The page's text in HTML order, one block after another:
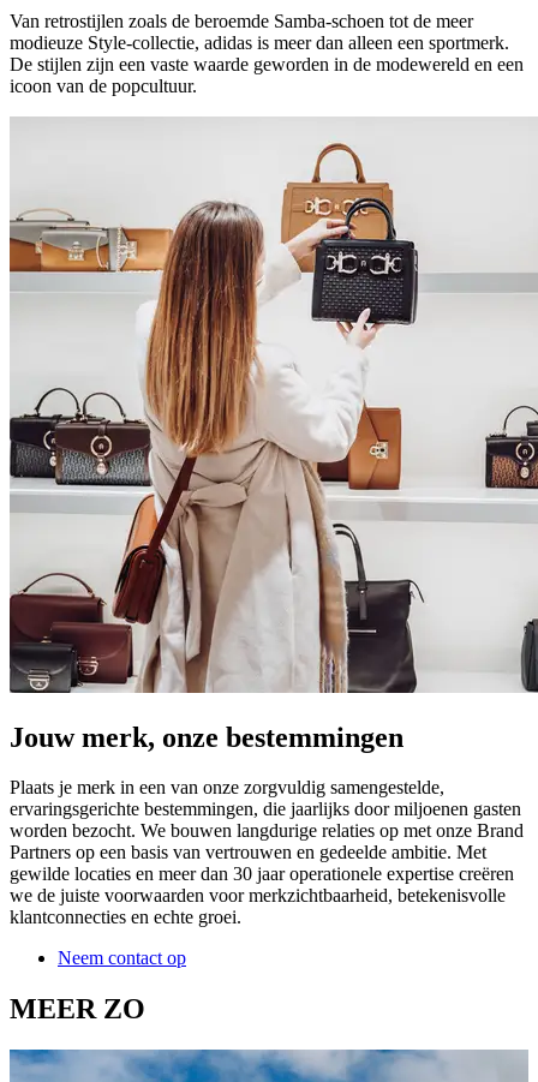
Van retrostijlen zoals de beroemde Samba-schoen tot de meer
modieuze Style-collectie, adidas is meer dan alleen een sportmerk.
De stijlen zijn een vaste waarde geworden in de modewereld en een
icoon van de popcultuur.
Jouw merk, onze bestemmingen
Plaats je merk in een van onze zorgvuldig samengestelde,
ervaringsgerichte bestemmingen, die jaarlijks door miljoenen gasten
worden bezocht. We bouwen langdurige relaties op met onze Brand
Partners op een basis van vertrouwen en gedeelde ambitie. Met
gewilde locaties en meer dan 30 jaar operationele expertise creëren
we de juiste voorwaarden voor merkzichtbaarheid, betekenisvolle
klantconnecties en echte groei.
Neem contact op
MEER ZO